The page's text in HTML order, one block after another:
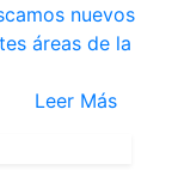
nuevos
áreas de la
Leer Más